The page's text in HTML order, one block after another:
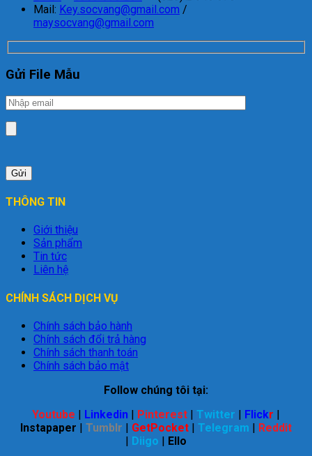
Mail: Key.socvang@gmail.com /
maysocvang@gmail.com
Gửi File Mẫu
THÔNG TIN
Giới thiệu
Sản phẩm
Tin tức
Liên hệ
CHÍNH SÁCH DỊCH VỤ
Chính sách bảo hành
Chính sách đổi trả hàng
Chính sách thanh toán
Chính sách bảo mật
Follow chúng tôi tại:
Youtube | Linkedin | Pinterest | Twitter | Flickr |
Instapaper | Tumblr | GetPocket | Telegram | Reddit
| Diigo | Ello